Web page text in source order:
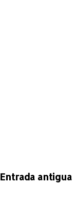
Entrada antigua